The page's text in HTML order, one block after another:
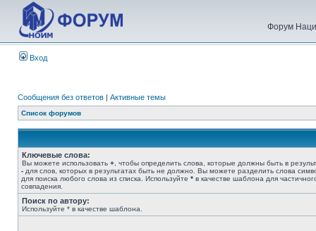
Форум
Вход
Сообщения без ответов | Активные темы
Список форумов
Ключевые слова:
Вы можете использовать + , чтобы определить слова, которые должны быть в
- для слов, которых в результатах быть не должно. Вы можете разделить слова
для поиска любого слова из списка. Используйте * в качестве шаблона для
совпадения.
Поиск по автору:
Используйте * в качестве шаблона.